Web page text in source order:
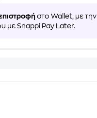
στο Wallet, με την
με Snappi Pay Later.